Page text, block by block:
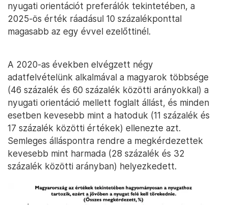
nyugati orientációt preferálók tekintetében, a
2025-ös érték ráadásul 10 százalékponttal
magasabb az egy évvel ezelőttinél.
A 2020-as években elvégzett négy
adatfelvételünk alkalmával a magyarok többsége
(46 százalék és 60 százalék közötti arányokkal) a
nyugati orientáció mellett foglalt állást, és minden
esetben kevesebb mint a hatoduk (11 százalék és
17 százalék közötti értékek) ellenezte azt.
Semleges álláspontra rendre a megkérdezettek
kevesebb mint harmada (28 százalék és 32
százalék közötti arányban) helyezkedett.